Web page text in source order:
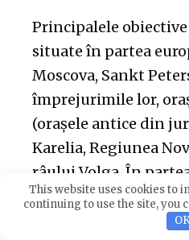
Principalele
situate în partea
Moscova, Sankt
împrejurimile lor,
(orașele antice din
Karelia, Regiunea
râului Volga. În
puteți vizita Lacul
Vladivostok,
This website uses cookies to
continuing to use the site, you